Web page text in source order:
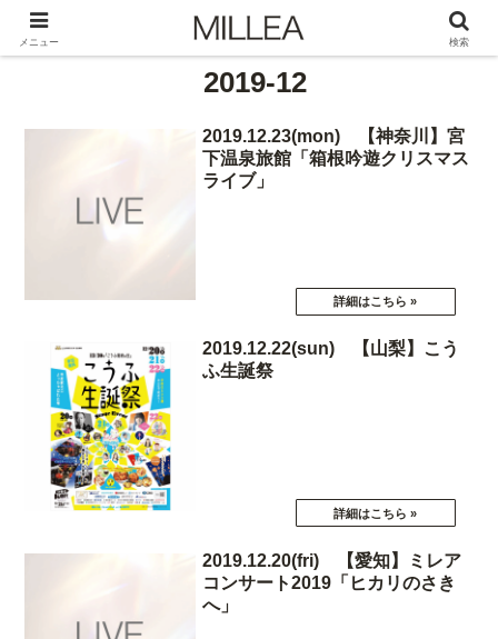
2019-12
2019.12.23(mon) 【神奈川】宮
下温泉旅館「箱根吟遊クリスマス
ライブ」
2019.12.22(sun) 【山梨】こう
ふ生誕祭
2019.12.20(fri) 【愛知】ミレア
コンサート2019「ヒカリのさき
へ」
メニュー 検索